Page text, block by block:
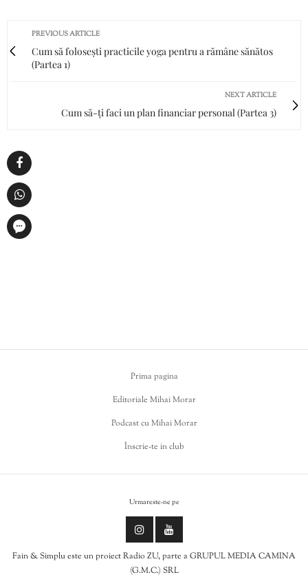
PREVIOUS ARTICLE
Cum să folosești practicile yoga pentru a rămâne sănătos
(Partea 1)
NEXT ARTICLE
Cum să-ți faci un plan financiar personal (Partea 3)
Prima pagina
Editoriale Mihai Morar
Podcast cu Mihai Morar
Înscrie-te in club
Urmareste-ne pe
Fain & Simplu este un proiect Radio ZU, parte a GRUPUL MEDIA CAMINA
(G.M.C.) SRL